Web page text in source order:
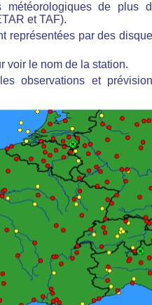
météorologiques de plus
et TAF).
représentées par des
voir le nom de la station.
observations et